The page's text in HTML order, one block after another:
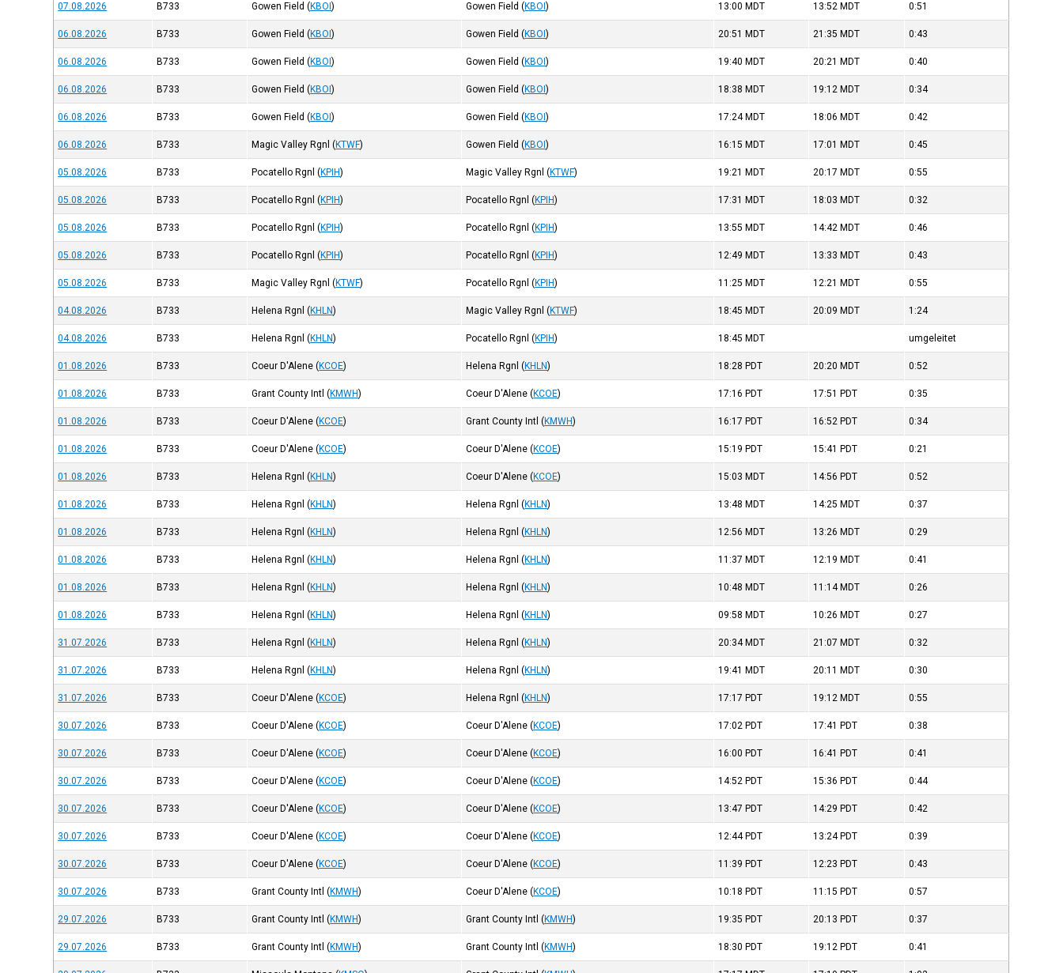
07.08.2026 B733 Gowen Field (KBOI) Gowen Field (KBOI) 13:00 MDT 13:52 MDT 0:51
06.08.2026 B733 Gowen Field (KBOI) Gowen Field (KBOI) 20:51 MDT 21:35 MDT 0:43
06.08.2026 B733 Gowen Field (KBOI) Gowen Field (KBOI) 19:40 MDT 20:21 MDT 0:40
06.08.2026 B733 Gowen Field (KBOI) Gowen Field (KBOI) 18:38 MDT 19:12 MDT 0:34
06.08.2026 B733 Gowen Field (KBOI) Gowen Field (KBOI) 17:24 MDT 18:06 MDT 0:42
06.08.2026 B733 Magic Valley Rgnl (KTWF) Gowen Field (KBOI) 16:15 MDT 17:01 MDT 0:45
05.08.2026 B733 Pocatello Rgnl (KPIH) Magic Valley Rgnl (KTWF) 19:21 MDT 20:17 MDT 0:55
05.08.2026 B733 Pocatello Rgnl (KPIH) Pocatello Rgnl (KPIH) 17:31 MDT 18:03 MDT 0:32
05.08.2026 B733 Pocatello Rgnl (KPIH) Pocatello Rgnl (KPIH) 13:55 MDT 14:42 MDT 0:46
05.08.2026 B733 Pocatello Rgnl (KPIH) Pocatello Rgnl (KPIH) 12:49 MDT 13:33 MDT 0:43
05.08.2026 B733 Magic Valley Rgnl (KTWF) Pocatello Rgnl (KPIH) 11:25 MDT 12:21 MDT 0:55
04.08.2026 B733 Helena Rgnl (KHLN) Magic Valley Rgnl (KTWF) 18:45 MDT 20:09 MDT 1:24
04.08.2026 B733 Helena Rgnl (KHLN) Pocatello Rgnl (KPIH) 18:45 MDT umgeleitet
01.08.2026 B733 Coeur D'Alene (KCOE) Helena Rgnl (KHLN) 18:28 PDT 20:20 MDT 0:52
01.08.2026 B733 Grant County Intl (KMWH) Coeur D'Alene (KCOE) 17:16 PDT 17:51 PDT 0:35
01.08.2026 B733 Coeur D'Alene (KCOE) Grant County Intl (KMWH) 16:17 PDT 16:52 PDT 0:34
01.08.2026 B733 Coeur D'Alene (KCOE) Coeur D'Alene (KCOE) 15:19 PDT 15:41 PDT 0:21
01.08.2026 B733 Helena Rgnl (KHLN) Coeur D'Alene (KCOE) 15:03 MDT 14:56 PDT 0:52
01.08.2026 B733 Helena Rgnl (KHLN) Helena Rgnl (KHLN) 13:48 MDT 14:25 MDT 0:37
01.08.2026 B733 Helena Rgnl (KHLN) Helena Rgnl (KHLN) 12:56 MDT 13:26 MDT 0:29
01.08.2026 B733 Helena Rgnl (KHLN) Helena Rgnl (KHLN) 11:37 MDT 12:19 MDT 0:41
01.08.2026 B733 Helena Rgnl (KHLN) Helena Rgnl (KHLN) 10:48 MDT 11:14 MDT 0:26
01.08.2026 B733 Helena Rgnl (KHLN) Helena Rgnl (KHLN) 09:58 MDT 10:26 MDT 0:27
31.07.2026 B733 Helena Rgnl (KHLN) Helena Rgnl (KHLN) 20:34 MDT 21:07 MDT 0:32
31.07.2026 B733 Helena Rgnl (KHLN) Helena Rgnl (KHLN) 19:41 MDT 20:11 MDT 0:30
31.07.2026 B733 Coeur D'Alene (KCOE) Helena Rgnl (KHLN) 17:17 PDT 19:12 MDT 0:55
30.07.2026 B733 Coeur D'Alene (KCOE) Coeur D'Alene (KCOE) 17:02 PDT 17:41 PDT 0:38
30.07.2026 B733 Coeur D'Alene (KCOE) Coeur D'Alene (KCOE) 16:00 PDT 16:41 PDT 0:41
30.07.2026 B733 Coeur D'Alene (KCOE) Coeur D'Alene (KCOE) 14:52 PDT 15:36 PDT 0:44
30.07.2026 B733 Coeur D'Alene (KCOE) Coeur D'Alene (KCOE) 13:47 PDT 14:29 PDT 0:42
30.07.2026 B733 Coeur D'Alene (KCOE) Coeur D'Alene (KCOE) 12:44 PDT 13:24 PDT 0:39
30.07.2026 B733 Coeur D'Alene (KCOE) Coeur D'Alene (KCOE) 11:39 PDT 12:23 PDT 0:43
30.07.2026 B733 Grant County Intl (KMWH) Coeur D'Alene (KCOE) 10:18 PDT 11:15 PDT 0:57
29.07.2026 B733 Grant County Intl (KMWH) Grant County Intl (KMWH) 19:35 PDT 20:13 PDT 0:37
29.07.2026 B733 Grant County Intl (KMWH) Grant County Intl (KMWH) 18:30 PDT 19:12 PDT 0:41